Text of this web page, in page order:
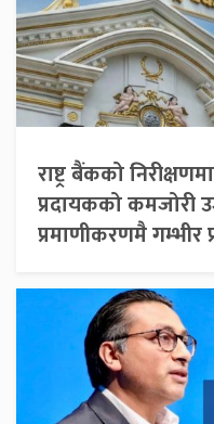
राष्ट्र बैंकको
प्रदायकको कमजोरी
प्रमाणीकरणमै गम्भीर